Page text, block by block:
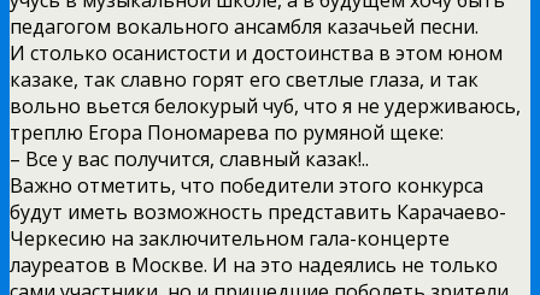
педагогом вокального ансамбля казачьей песни.
И столько осанистости и достоинства в этом юном
казаке, так славно горят его светлые глаза, и так
вольно вьется белокурый чуб, что я не удерживаюсь,
треплю Егора Пономарева по румяной щеке:
– Все у вас получится, славный казак!..
Важно отметить, что победители этого конкурса
будут иметь возможность представить Карачаево-
Черкесию на заключительном гала-концерте
лауреатов в Москве. И на это надеялись не только